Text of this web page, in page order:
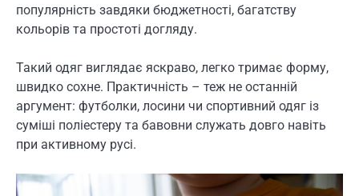
популярність завдяки бюджетності, багатству
кольорів та простоті догляду.
Такий одяг виглядає яскраво, легко тримає форму,
швидко сохне. Практичність – теж не останній
аргумент: футболки, лосини чи спортивний одяг із
суміші поліестеру та бавовни служать довго навіть
при активному русі.